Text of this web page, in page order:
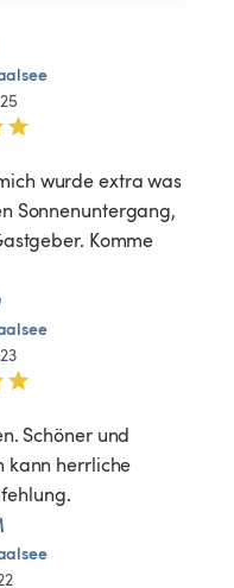
wurde extra was
Sonnenuntergang,
Komme
Schöner und
kann herrliche